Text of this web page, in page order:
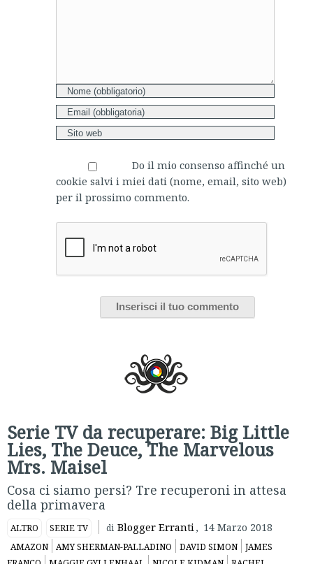
Do il mio consenso affinché un
cookie salvi i miei dati (nome, email, sito web)
per il prossimo commento.
Serie TV da recuperare: Big Little
Lies, The Deuce, The Marvelous
Mrs. Maisel
Cosa ci siamo persi? Tre recuperoni in attesa
della primavera
ALTRO SERIE TV di Blogger Erranti , 14 Marzo 2018
AMAZON AMY SHERMAN-PALLADINO DAVID SIMON
JAMES